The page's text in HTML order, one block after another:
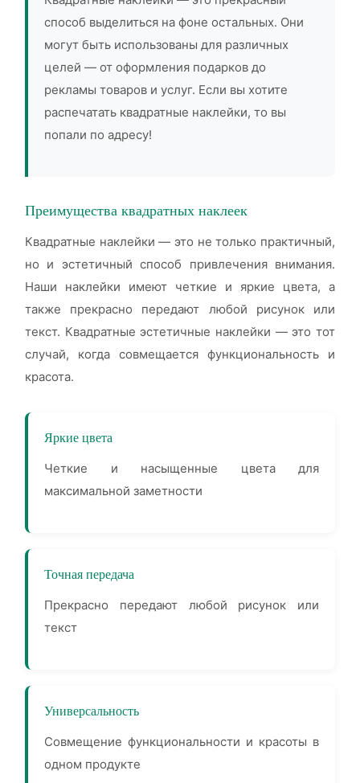
способ выделиться на фоне остальных. Они
могут быть использованы для различных
целей — от оформления подарков до
рекламы товаров и услуг. Если вы хотите
распечатать квадратные наклейки, то вы
попали по адресу!
Преимущества квадратных наклеек
Квадратные наклейки — это не только практичный,
но и эстетичный способ привлечения внимания.
Наши наклейки имеют четкие и яркие цвета, а
также прекрасно передают любой рисунок или
текст. Квадратные эстетичные наклейки — это тот
случай, когда совмещается функциональность и
красота.
Яркие цвета
Четкие и насыщенные цвета для
максимальной заметности
Точная передача
Прекрасно передают любой рисунок или
текст
Универсальность
Совмещение функциональности и красоты в
одном продукте